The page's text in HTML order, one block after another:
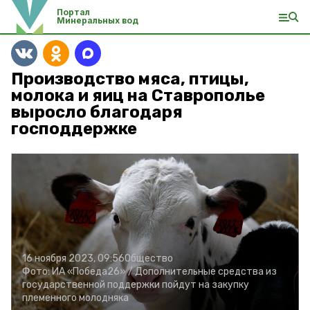
Портал
Минеральных вод
Производство мяса, птицы,
молока и яиц на Ставрополье
выросло благодаря
господдержке
16 ноября 2023, 09:56Общество
Фото:ИА «Победа26» /Дополнительные средства из
государственной поддержки пойдут на закупку
племенного молодняка